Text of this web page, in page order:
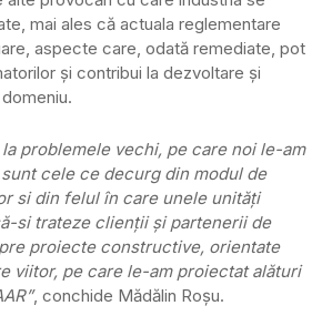
mai ales că actuala reglementare
aspecte care, odată remediate, pot
şi contribui la dezvoltare şi
problemele vechi, pe care noi le-am
cele ce decurg din modul de
si din felul în care unele unităţi
si trateze clienţii şi partenerii de
proiecte constructive, orientate
viitor, pe care le-am proiectat alături
, conchide Mădălin Roşu.